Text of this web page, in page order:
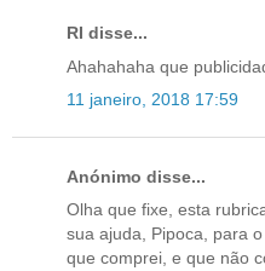
RI disse...
Ahahahaha que
11 janeiro, 2018 17:59
Anónimo disse...
Olha que fixe, esta
sua ajuda, Pipoca, para
que comprei, e que não